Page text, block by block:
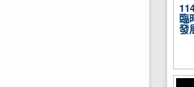
臨
發